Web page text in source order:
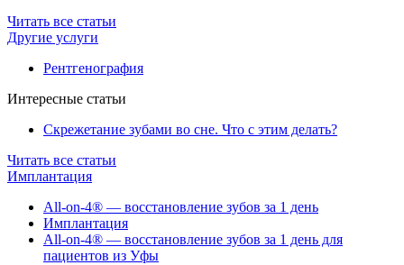
Читать все статьи
Другие услуги
Рентгенография
Интересные статьи
Скрежетание зубами во сне. Что с этим делать?
Читать все статьи
Имплантация
All-on-4® — восстановление зубов за 1 день
Имплантация
All-on-4® — восстановление зубов за 1 день для
пациентов из Уфы